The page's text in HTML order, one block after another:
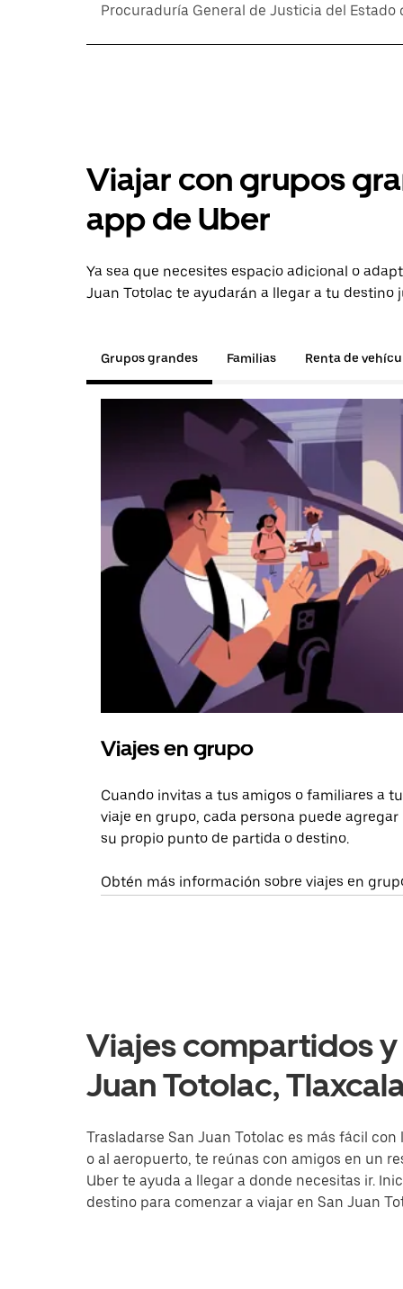
Procuraduría General de Justicia del Estado
Viajar con grupos
app de Uber
Ya sea que necesites espacio adicional o
Juan Totolac te ayudarán a llegar a tu destino
Grupos grandes Familias Renta de
Viajes en grupo
Cuando invitas a tus amigos o familiares a tu
viaje en grupo, cada persona puede agregar
su propio punto de partida o destino.
Obtén más información sobre viajes en
Viajes compartidos
Juan Totolac,
Trasladarse San Juan Totolac es más fácil
o al aeropuerto, te reúnas con amigos en un
Uber te ayuda a llegar a donde necesitas ir.
destino para comenzar a viajar en San Juan